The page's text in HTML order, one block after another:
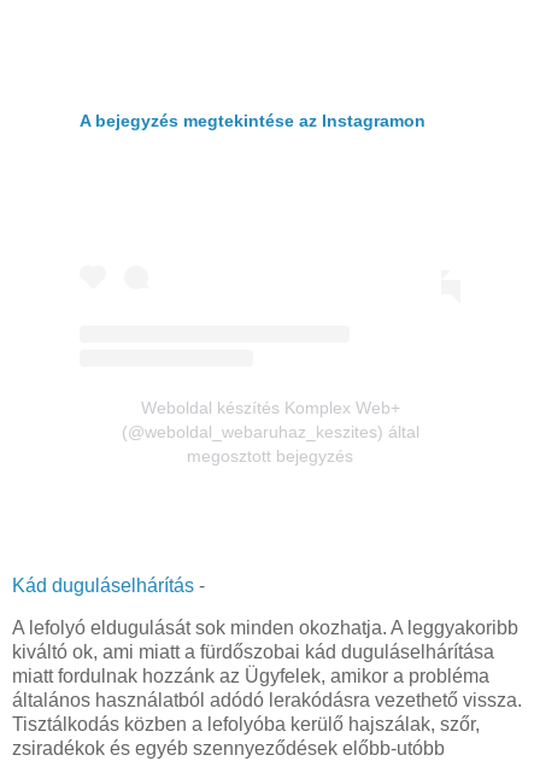
A bejegyzés megtekintése az Instagramon
Weboldal készítés Komplex Web+
(@weboldal_webaruhaz_keszites) által
megosztott bejegyzés
Kád duguláselhárítás -
A lefolyó eldugulását sok minden okozhatja. A leggyakoribb
kiváltó ok, ami miatt a fürdőszobai kád duguláselhárítása
miatt fordulnak hozzánk az Ügyfelek, amikor a probléma
általános használatból adódó lerakódásra vezethető vissza.
Tisztálkodás közben a lefolyóba kerülő hajszálak, szőr,
zsiradékok és egyéb szennyeződések előbb-utóbb